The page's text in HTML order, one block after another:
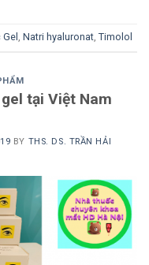
, Natri hyaluronat, Timolol
tại Việt Nam
BY THS. DS. TRẦN HẢI